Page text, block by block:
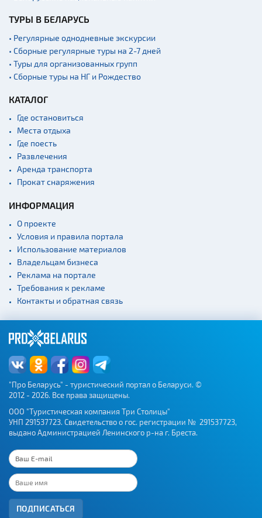
ТУРЫ В БЕЛАРУСЬ
• Регулярные однодневные экскурсии
• Сборные регулярные туры на 2-7 дней
• Туры для организованных групп
• Сборные туры на НГ и Рождество
КАТАЛОГ
Где остановиться
Места отдыха
Где поесть
Развлечения
Аренда транспорта
Прокат снаряжения
ИНФОРМАЦИЯ
О проекте
Условия и правила портала
Использование материалов
Владельцам бизнеса
Реклама на портале
Требования к рекламе
Контакты и обратная связь
"Про Беларусь" - туристический портал о Беларуси. ©
2012 - 2026. Все права защищены.
ООО "Туристическая компания Три Столицы"
УНП 291537723. Свидетельство о гос. регистрации № 291537723,
выдано Администрацией Ленинского р-на г. Бреста.
ПОДПИСАТЬСЯ